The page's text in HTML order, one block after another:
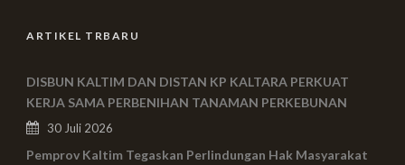
ARTIKEL TRBARU
DISBUN KALTIM DAN DISTAN KP KALTARA PERKUAT
KERJA SAMA PERBENIHAN TANAMAN PERKEBUNAN
30 Juli 2026
Pemprov Kaltim Tegaskan Perlindungan Hak Masyarakat